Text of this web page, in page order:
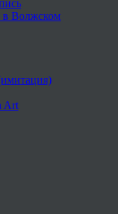
в Волжском
Art